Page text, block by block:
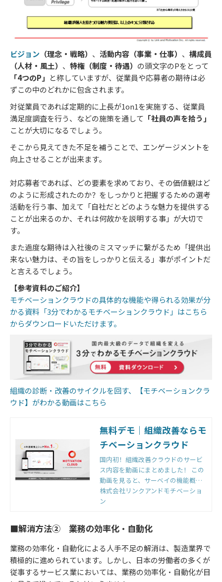
ビジョン （理念・戦略） 、 活動内容（事業・仕事） 、 構成員
（人材・風土） 、 特権（制度・待遇） の頭文字のPをとって
「4つのP」 と称していますが、従業員や応募者の期待は必
ずこの中のどれかに包含されます。
対従業員であれば定期的に上長が1on1を実施する、従業員
満足度調査を行う、などの施策を通して 「社員の声を拾う」
ことが大切になるでしょう。
そこから見えてきた不足を補うことで、エンゲージメントを
向上させることが出来ます。
対応募者であれば、どの要素を求めており、その価値観はど
のように形成されたのか？をしっかりと把握するための選考
活動を行う事、加えて「自社だとどのような魅力を提供する
ことが出来るのか、それは何故かを説明する事」が大切で
す。
また過度な期待は入社後のミスマッチに繋がるため「提供出
来ない魅力は、その旨をしっかりと伝える」事がポイントだ
と言えるでしょう。
【参考資料のご紹介】
モチベーションクラウドの具体的な機能や得られる効果が分
かる資料「3分でわかるモチベーションクラウド」はこちら
からダウンロードいただけます。
組織の診断・改善のサイクルを回す、【モチベーションクラ
ウド】がわかる動画はこちら
無料デモ｜組織改善ならモ
チベーションクラウド
国内初！組織改善クラウドのサービ
ス内容を動画にまとめました！ この
動画を見ると、サーベイの機能概要
（パルス機能など）、組織改善サポ
ート内容、オンラインサポートコン
株式会社リンクアンドモチベーショ
ン
■解消方法② 業務の効率化・自動化
業務の効率化・自動化による人手不足の解消は、製造業界で
積極的に進められています。しかし、日本の労働者の多くが
従事するサービス業においては、業務の効率化・自動化が目